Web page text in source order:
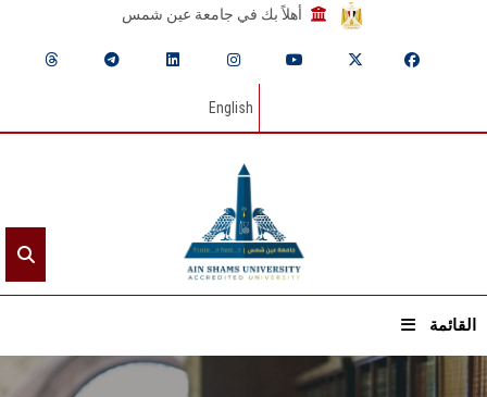
أهلاً بك في جامعة عين شمس
English
القائمة
الرئيسيـة